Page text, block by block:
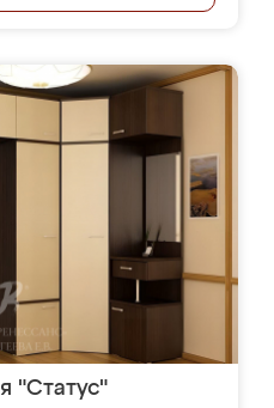
"Статус"